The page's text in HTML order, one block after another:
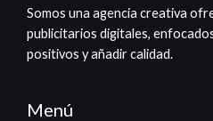
Somos una agencia creativa
publicitarios digitales,
positivos y añadir calidad.
Menú